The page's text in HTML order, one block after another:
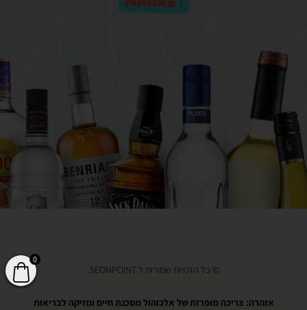
© כל הזכויות שמורות ל SEONPOINT.
אזהרה: צריכה מופרזת של אלכוהול מסכנת חיים ומזיקה לבריאות
0